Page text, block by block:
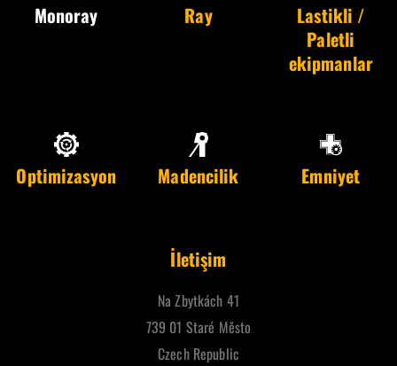
Monoray Ray
Lastikli /
Paletli
ekipmanlar
Optimizasyon Madencilik Emniyet
İletişim
Na Zbytkách 41
739 01 Staré Město
Czech Republic